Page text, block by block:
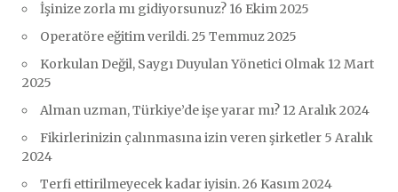
İşinize zorla mı gidiyorsunuz? 16 Ekim 2025
Operatöre eğitim verildi.25 Temmuz 2025
Korkulan Değil, Saygı Duyulan Yönetici Olmak 12 Mart
2025
Alman uzman, Türkiye’de işe yarar mı? 12 Aralık 2024
Fikirlerinizin çalınmasına izin veren şirketler 5 Aralık
2024
Terfi ettirilmeyecek kadar iyisin.26 Kasım 2024